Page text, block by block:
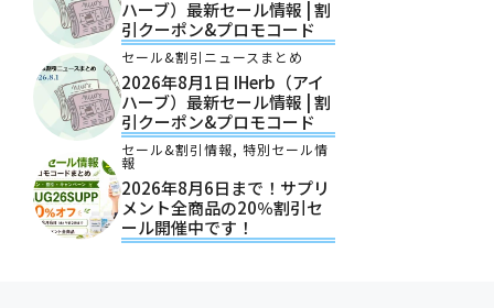
ハーブ）最新セール情報 | 割
引クーポン&プロモコード
セール&割引ニュースまとめ
2026年8月1日 IHerb（アイ
ハーブ）最新セール情報 | 割
引クーポン&プロモコード
セール&割引情報, 特別セール情
報
2026年8月6日まで！サプリ
メント全商品の20％割引セ
ール開催中です！